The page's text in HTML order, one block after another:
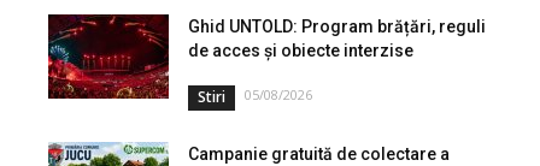
angajatorii aplică măsurile...Ghid UNTOLD: Program brățări, reguli
de acces și obiecte interzise
Stiri 05/08/2026
Campanie gratuită de colectare a